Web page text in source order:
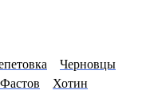
Черновцы
Фастов
Хотин